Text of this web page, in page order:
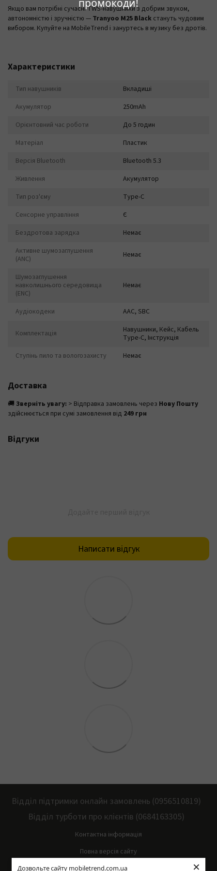
Дозвольте сайту mobiletrend.com.ua ×
промокоди!
Якщо вам потрібні сучасні TWS-навушники з добрим звуком,
автономністю і зручністю — Tranyoo M25 Black стануть чудовим
вибором. Купуйте на MobileTrend і зануртесь в музику без дротів.
Характеристики
Тип навушників
Вкладиші
Акумулятор
250mAh
Орієнтовний час роботи
До 5 годин
Матеріал
Пластик
Версія Bluetooth
Bluetooth 5.3
Живлення
Акумулятор
Тип роз'єму
Type-C
Сенсорне управління
Є
Бездротова зарядка
Немає
Активне шумозаглушення
(ANC)
Немає
Шумозаглушення
навколишнього середовища
(ENC)
Немає
Аудіокодеки AAC, SBC
Комплектація
Навушники, Кейс, Кабель
Type-C, Інструкція
Ступінь пило та вологозахисту
Немає
Доставка
🚚 Зверніть увагу: > Відправка замовлень через Нову Пошту
здійснюється при сумі замовлення від 249 грн
Відгуки
Написати відгук
Відділ підтримки онлайн замовлень (0956510819)
Відділ турботи про клієнтів (0684163305)
Контактна інформація
Повна версія сайту
Мапа сайту